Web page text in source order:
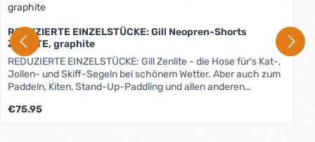
REDUZIERTE EINZELSTÜCKE: Gill Neopren-Shorts
ZENLITE, graphite
REDUZIERTE EINZELSTÜCKE: Gill Zenlite - die Hose für's Kat-,
Jollen- und Skiff-Segeln bei schönem Wetter. Aber auch zum
Paddeln, Kiten, Stand-Up-Paddling und allen anderen
(in Dehnungszonen 1,5mm) schützt vor Auskühlung, durch
das höher geschnittene Rückenteil auch im Nierenbereich.
Regulärer Preis:
€75.95